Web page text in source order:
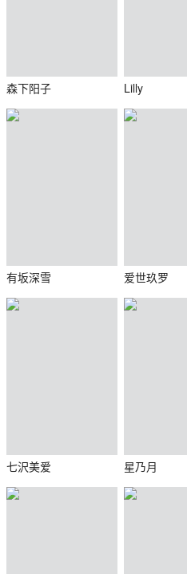
森下阳子 Lilly
有坂深雪 爱世玖罗
七沢美爱 星乃月